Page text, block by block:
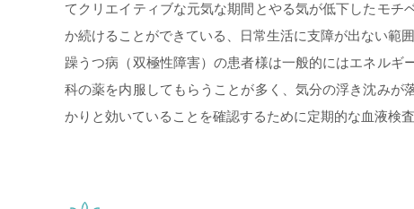
てクリエイティブな元気な期間とやる気が低下したモチ
か続けることができている、日常生活に支障が出ない範
躁うつ病（双極性障害）の患者様は一般的にはエネル
科の薬を内服してもらうことが多く、気分の浮き沈みが
かりと効いていることを確認するために定期的な血液検